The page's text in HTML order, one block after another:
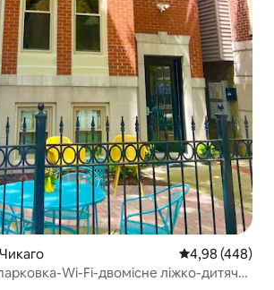
Середня
4,98 (448)
Wi-Fi-двомісне ліжко-дитяче